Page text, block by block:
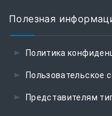
Полезная
Политика
Пользовательское
Представителям